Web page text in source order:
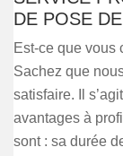
DE POSE
Est-ce que vous
Sachez que
satisfaire. Il
avantages à
sont : sa durée